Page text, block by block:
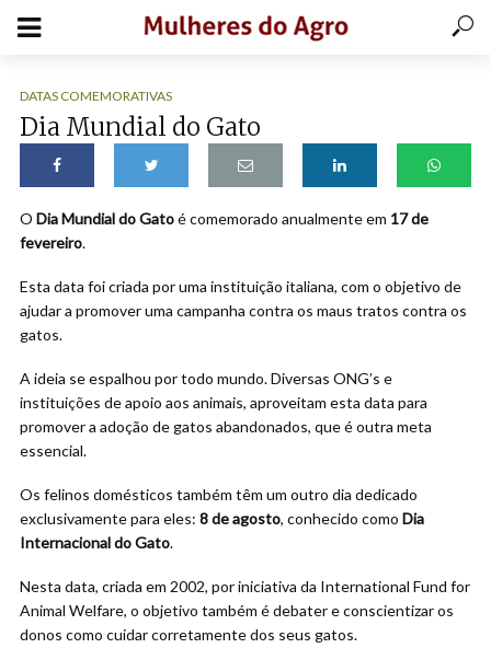
DATAS COMEMORATIVAS
Dia Mundial do Gato
O Dia Mundial do Gatoé comemorado anualmente em 17 de
fevereiro.
Esta data foi criada por uma instituição italiana, com o objetivo de
ajudar a promover uma campanha contra os maus tratos contra os
gatos.
A ideia se espalhou por todo mundo. Diversas ONG’s e
instituições de apoio aos animais, aproveitam esta data para
promover a adoção de gatos abandonados, que é outra meta
essencial.
Os felinos domésticos também têm um outro dia dedicado
exclusivamente para eles: 8 de agosto, conhecido como Dia
Internacional do Gato.
Nesta data, criada em 2002, por iniciativa da International Fund for
Animal Welfare, o objetivo também é debater e conscientizar os
donos como cuidar corretamente dos seus gatos.